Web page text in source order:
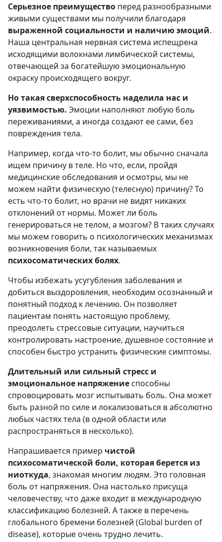
Серьезное преимущество перед разнообразными
живыми существами мы получили благодаря
выраженной социальности и наличию эмоций.
Наша центральная нервная система испещрена
исходящими волокнами лимбической системы,
отвечающей за богатейшую эмоциональную
окраску происходящего вокруг.
Но такая сверхспособность наделила нас и
уязвимостью. Эмоции наполняют любую боль
переживаниями, а иногда создают ее сами, без
повреждения тела.
Например, когда что-то болит, мы обычно сначала
ищем причину в теле. Но что, если, пройдя
медицинские обследования и осмотры, мы не
можем найти физическую (телесную) причину? То
есть что-то болит, но врачи не видят никаких
отклонений от нормы. Может ли боль
генерироваться не телом, а мозгом? В таких случаях
мы можем говорить о психологических механизмах
возникновения боли, так называемых
психосоматических болях.
Чтобы избежать усугубления заболевания и
добиться выздоровления, необходим осознанный и
понятный подход к лечению. Он позволяет
пациентам понять настоящую проблему,
преодолеть стрессовые ситуации, научиться
контролировать настроение, душевное состояние и
способен быстро устранить физические симптомы.
Длительный или сильный стресс и
эмоциональное напряжение способны
спровоцировать мозг испытывать боль. Она может
быть разной по силе и локализоваться в абсолютно
любых частях тела (в одной области или
распространяться в несколько).
Напрашивается пример чистой
психосоматической боли, которая берется из
ниоткуда, знакомая многим людям. Это головная
боль от напряжения. Она настолько присуща
человечеству, что даже входит в международную
классификацию болезней. А также в перечень
глобального бремени болезней (Global burden of
disease), которые очень трудно лечить.